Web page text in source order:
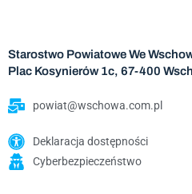
Starostwo Powiatowe We
Plac Kosynierów 1c, 67-400
powiat@wschowa.com.pl
Deklaracja dostępności
Cyberbezpieczeństwo